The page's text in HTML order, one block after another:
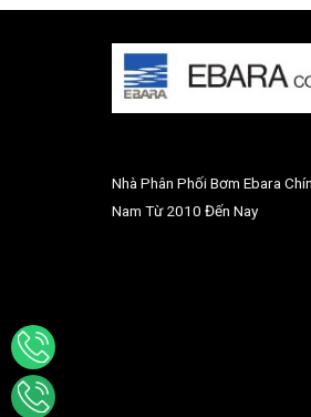
Nhà Phân Phối Bơm Ebara
Nam Từ 2010 Đến Nay